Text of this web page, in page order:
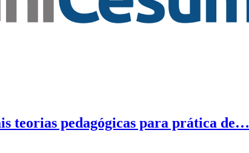
teorias pedagógicas para prática de…